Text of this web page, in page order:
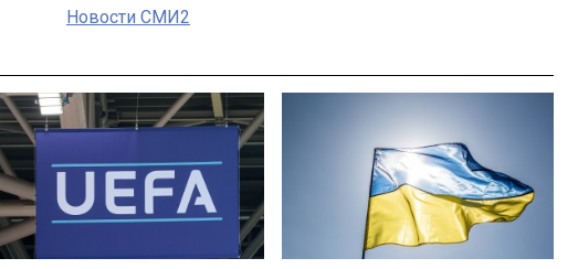
Новости СМИ2